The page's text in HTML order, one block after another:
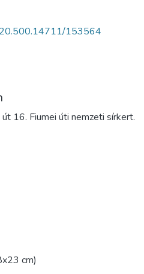
20.500.14711/153564
16. Fiumei úti nemzeti sírkert.
cm)